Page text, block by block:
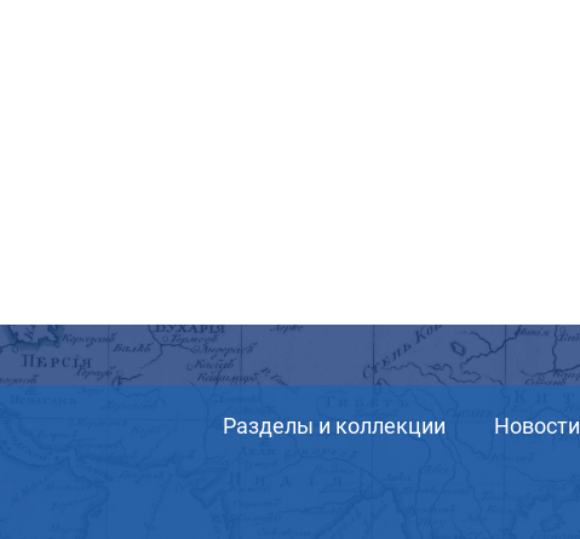
Разделы и коллекции Новости